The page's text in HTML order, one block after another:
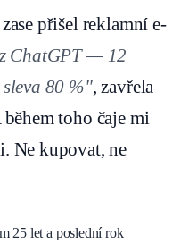
přišel reklamní e-
ChatGPT — 12
80 %", zavřela
toho čaje mi
Ne kupovat, ne
25 let a poslední rok